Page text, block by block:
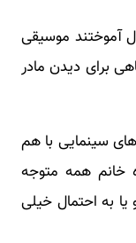
آموختند موسیقی
برای دیدن مادر
سینمایی با هم
خانم همه متوجه
به احتمال خیلی